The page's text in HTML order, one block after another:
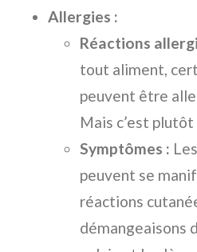
Allergies :
Réactions
tout aliment,
peuvent être
Mais c’est plutôt
Symptômes :
peuvent se
réactions
démangeaisons